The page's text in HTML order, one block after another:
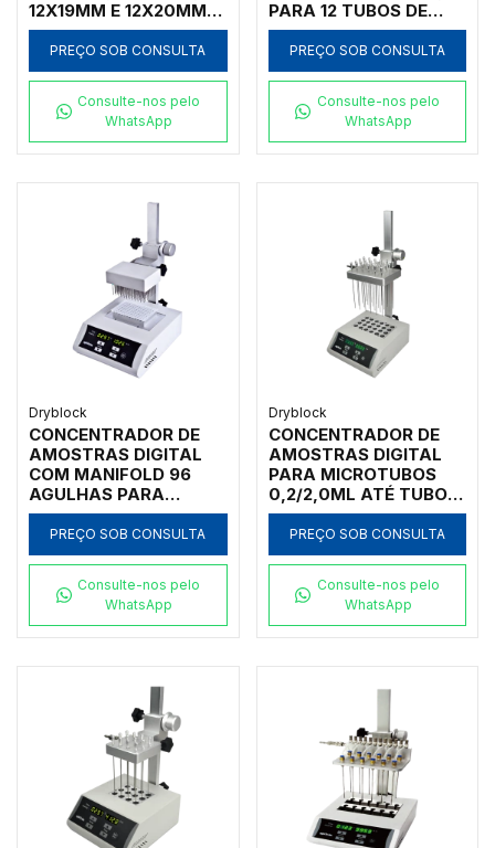
12X19MM E 12X20MM
P/ CONCENTRADOR
AMOSTRAS NK200-1B
PREÇO SOB CONSULTA
Consulte-nos pelo
WhatsApp
PARA 12 TUBOS DE
TESTE (Ø10~ Ø29MM),
FRASCOS CÔNICOS,
TUBOS CENTRÍFUGAS,
AMOSTRAS DE 1 A 50
ML, COM VÁLVULA
REGULADORA DE
MODELO WT-12-IC
PREÇO SOB CONSULTA
Consulte-nos pelo
WhatsApp
Dryblock
CONCENTRADOR DE
AMOSTRAS DIGITAL
COM MANIFOLD 96
AGULHAS PARA
MICROPLACAS DE 96
POÇOS 0,2ML COM
CONTROLADOR DE
VÁLVULA
REGULADORA DE
FLUXO - MODELO
PREÇO SOB CONSULTA
Consulte-nos pelo
WhatsApp
Dryblock
CONCENTRADOR DE
AMOSTRAS DIGITAL
PARA MICROTUBOS
0,2/2,0ML ATÉ TUBOS
DE 40 MM DE
DIÂMETRO COM
CONTROLADOR DE
VÁLVULA
REGULADORA DE
FLUXO COM
DOIS BLOCOS DE
AMOSTRAS - MODELO
PREÇO SOB CONSULTA
Consulte-nos pelo
WhatsApp